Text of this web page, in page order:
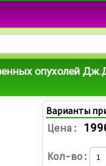
опухолей
Варианты
Цена:
Кол-во: